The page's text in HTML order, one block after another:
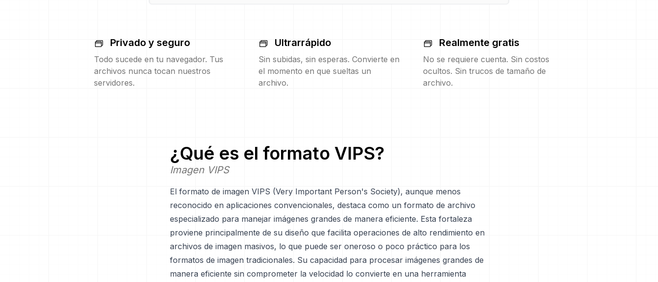
Privado y seguro
Todo sucede en tu navegador. Tus
archivos nunca tocan nuestros
servidores.
Ultrarrápido
Sin subidas, sin esperas. Convierte en
el momento en que sueltas un
archivo.
Realmente gratis
No se requiere cuenta. Sin costos
ocultos. Sin trucos de tamaño de
archivo.
¿Qué es el formato VIPS?
Imagen VIPS
El formato de imagen VIPS (Very Important Person's Society), aunque menos
reconocido en aplicaciones convencionales, destaca como un formato de archivo
especializado para manejar imágenes grandes de manera eficiente. Esta fortaleza
proviene principalmente de su diseño que facilita operaciones de alto rendimiento en
archivos de imagen masivos, lo que puede ser oneroso o poco práctico para los
formatos de imagen tradicionales. Su capacidad para procesar imágenes grandes de
manera eficiente sin comprometer la velocidad lo convierte en una herramienta